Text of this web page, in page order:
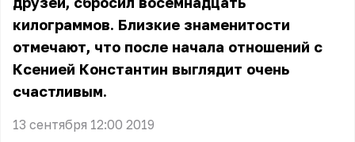
килограммов. Близкие знаменитости
отмечают, что после начала отношений с
Ксенией Константин выглядит очень
счастливым.
13 сентября 12:00 2019